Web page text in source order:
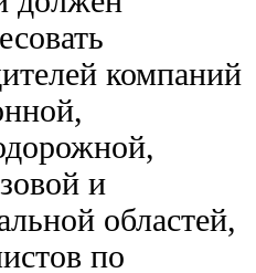
компаний
и
областей,
по